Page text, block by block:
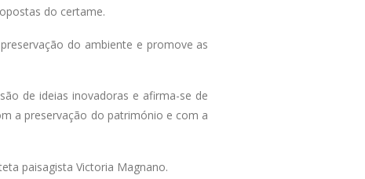
do certame.
do ambiente e promove as
de ideias inovadoras e afirma-se de
a preservação do património e com a
paisagista Victoria Magnano.